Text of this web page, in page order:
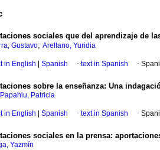
sociales que del aprendizaje de
Gustavo; Arellano, Yuridia
in English Spanish · text in Spanish ·
sobre la enseñanza: Una
Patricia
in English Spanish · text in Spanish ·
sociales en la prensa:
Yazmín